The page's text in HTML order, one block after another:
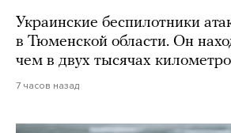
Украинские беспилотники
в Тюменской области. Он
чем в двух тысячах
7 часов назад